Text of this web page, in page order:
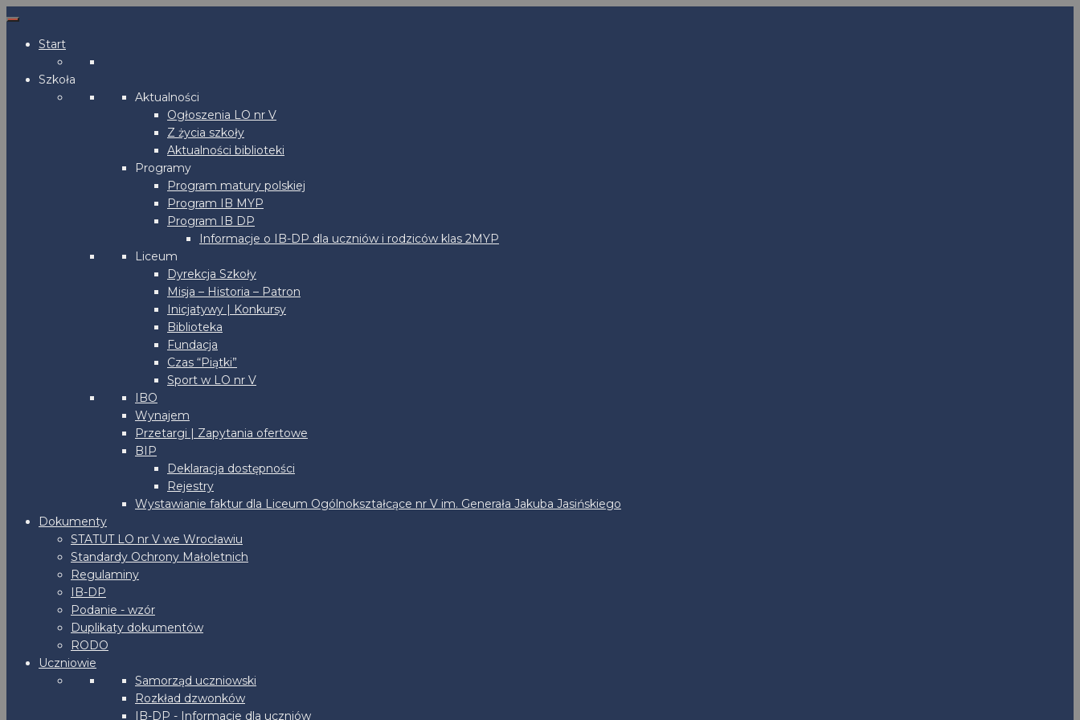
Start
Szkoła
Aktualności
Ogłoszenia LO nr V
Z życia szkoły
Aktualności biblioteki
Programy
Program matury polskiej
Program IB MYP
Program IB DP
Informacje o IB-DP dla uczniów i rodziców klas 2MYP
Liceum
Dyrekcja Szkoły
Misja – Historia – Patron
Inicjatywy | Konkursy
Biblioteka
Fundacja
Czas “Piątki”
Sport w LO nr V
IBO
Wynajem
Przetargi | Zapytania ofertowe
BIP
Deklaracja dostępności
Rejestry
Wystawianie faktur dla Liceum Ogólnokształcące nr V im. Generała Jakuba Jasińskiego
Dokumenty
STATUT LO nr V we Wrocławiu
Standardy Ochrony Małoletnich
Regulaminy
IB-DP
Podanie - wzór
Duplikaty dokumentów
RODO
Uczniowie
Samorząd uczniowski
Rozkład dzwonków
IB-DP - Informacje dla uczniów